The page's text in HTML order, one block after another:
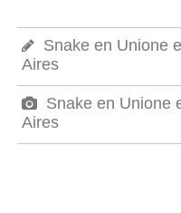
Snake en Unione
Aires
Snake en Unione
Aires